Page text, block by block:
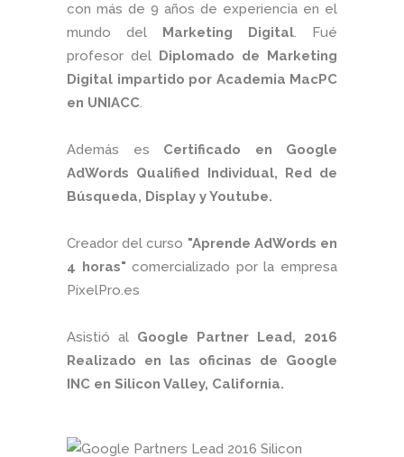
con más de 9 años de experiencia en el
mundo del
Marketing Digital. Fué
profesor del
Diplomado de Marketing
Digital impartido por Academia MacPC
en UNIACC.
Además es Certificado en Google
AdWords Qualified Individual, Red de
Búsqueda, Display y Youtube.
Creador del curso "Aprende AdWords en
4 horas" comercializado por la empresa
PixelPro.es
Asistió al Google Partner Lead, 2016
Realizado en las oficinas de Google
INC en Silicon Valley, California.